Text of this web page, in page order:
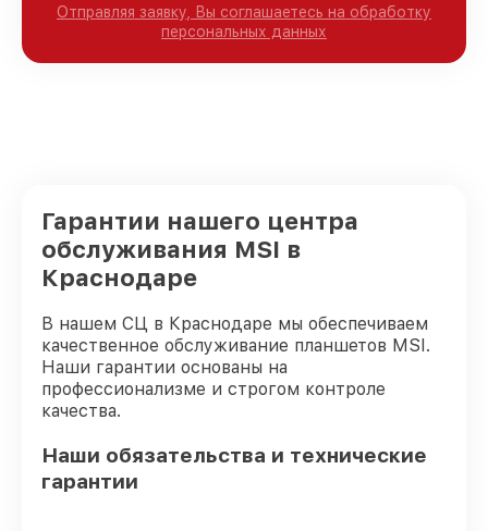
Отправляя заявку, Вы соглашаетесь на обработку
персональных данных
Гарантии нашего центра
обслуживания MSI в
Краснодаре
В нашем СЦ в Краснодаре мы обеспечиваем
качественное обслуживание планшетов MSI.
Наши гарантии основаны на
профессионализме и строгом контроле
качества.
Наши обязательства и технические
гарантии